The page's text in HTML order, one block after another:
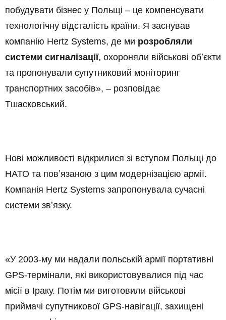
побудувати бізнес у Польщі – це компенсувати
технологічну відсталість країни. Я заснував
компанію Hertz Systems, де ми розробляли
системи сигналізації, охороняли військові обʼєкти
та пропонували супутниковий моніторинг
транспортних засобів», – розповідає
Тшасковський.
Нові можливості відкрилися зі вступом Польщі до
НАТО та повʼязаною з цим модернізацією армії.
Компанія Hertz Systems запропонувала сучасні
системи звʼязку.
«У 2003-му ми надали польській армії портативні
GPS-термінали, які використовувалися під час
місії в Іраку. Потім ми виготовили військові
приймачі супутникової GPS-навігації, захищені